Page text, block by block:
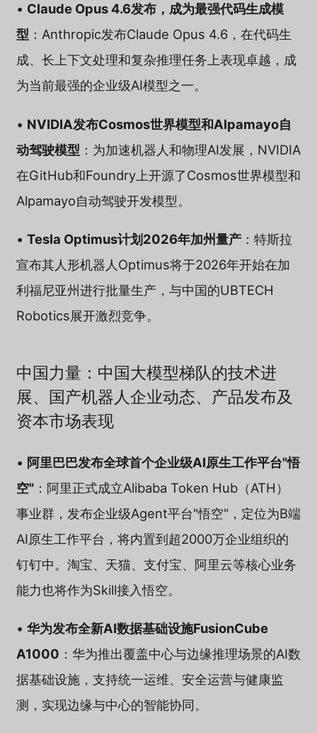
• Claude Opus 4.6发布，成为最强代码生成模
型 ：Anthropic发布Claude Opus 4.6，在代码生
成、长上下文处理和复杂推理任务上表现卓越，成
为当前最强的企业级AI模型之一。
• NVIDIA发布Cosmos世界模型和Alpamayo自
动驾驶模型 ：为加速机器人和物理AI发展，NVIDIA
在GitHub和Foundry上开源了Cosmos世界模型和
Alpamayo自动驾驶开发模型。
• Tesla Optimus计划2026年加州量产：特斯拉
宣布其人形机器人Optimus将于2026年开始在加
利福尼亚州进行批量生产，与中国的UBTECH
Robotics展开激烈竞争。
中国力量：中国大模型梯队的技术进
展、国产机器人企业动态、产品发布及
资本市场表现
• 阿里巴巴发布全球首个企业级AI原生工作平台"悟
空"：阿里正式成立Alibaba Token Hub（ATH）
事业群，发布企业级Agent平台"悟空"，定位为B端
AI原生工作平台，将内置到超2000万企业组织的
钉钉中。淘宝、天猫、支付宝、阿里云等核心业务
能力也将作为Skill接入悟空。
• 华为发布全新AI数据基础设施FusionCube
A1000 ：华为推出覆盖中心与边缘推理场景的AI数
据基础设施，支持统一运维、安全运营与健康监
测，实现边缘与中心的智能协同。